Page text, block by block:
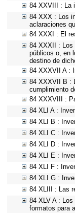
84 XXVIII : La
84 XXX : Los
aclaraciones
84 XXXI : El
84 XXXII : Los
públicos o, en
destino de
84 XXXVII A :
84 XXXVII B :
cumplimiento
84 XXXVIII :
84 XLI A :
84 XLI B :
84 XLI C :
84 XLI D :
84 XLI E :
84 XLI F :
84 XLI G :
84 XLIII : Las
84 XLV A :
formatos para